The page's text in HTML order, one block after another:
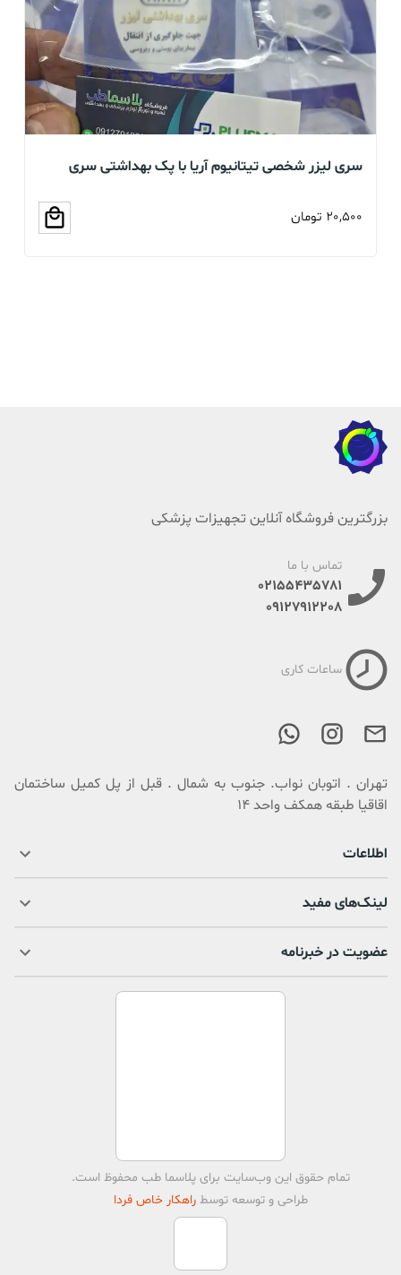
سری لیزر شخصی تیتانیوم آریا با پک بهداشتی سری
20,500 تومان
بزرگترین فروشگاه آنلاین تجهیزات پزشکی
تماس با ما
02155435781
09127912208
ساعات کاری
تهران . اتوبان نواب. جنوب به شمال . قبل از پل کمیل ساختمان
اقاقیا طبقه همکف واحد 14
اطلاعات
لینک‌های مفید
عضویت در خبرنامه
تمام حقوق اين وب‌سايت برایپلاسما طب محفوظ است.
طراحی و توسعه توسط راهکار خاص فردا